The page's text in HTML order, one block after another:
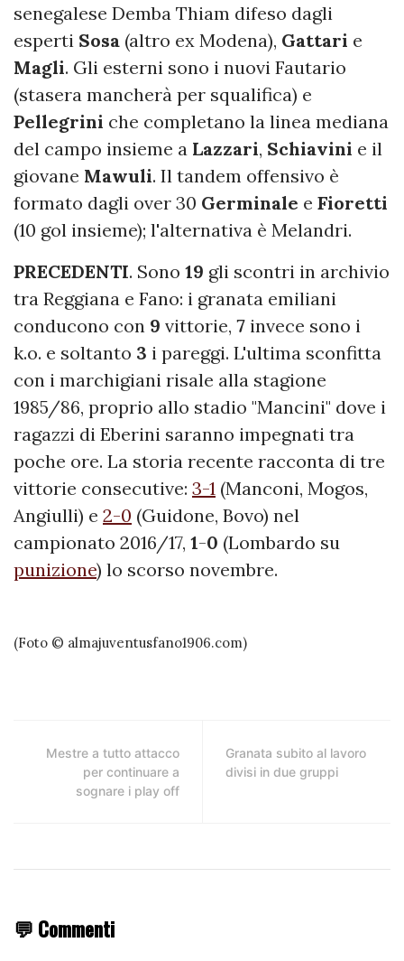
senegalese Demba Thiam difeso dagli
esperti Sosa (altro ex Modena), Gattari e
Magli. Gli esterni sono i nuovi Fautario
(stasera mancherà per squalifica) e
Pellegrini che completano la linea mediana
del campo insieme a Lazzari, Schiavini e il
giovane Mawuli. Il tandem offensivo è
formato dagli over 30 Germinale e Fioretti
(10 gol insieme); l'alternativa è Melandri.
PRECEDENTI. Sono 19 gli scontri in archivio
tra Reggiana e Fano: i granata emiliani
conducono con 9 vittorie, 7 invece sono i
k.o. e soltanto 3 i pareggi. L'ultima sconfitta
con i marchigiani risale alla stagione
1985/86, proprio allo stadio "Mancini" dove i
ragazzi di Eberini saranno impegnati tra
poche ore. La storia recente racconta di tre
vittorie consecutive: 3-1 (Manconi, Mogos,
Angiulli) e 2-0 (Guidone, Bovo) nel
campionato 2016/17, 1-0 (Lombardo su
punizione) lo scorso novembre.
(Foto © almajuventusfano1906.com)
Mestre a tutto attacco
per continuare a
sognare i play off
Granata subito al lavoro
divisi in due gruppi
💬 Commenti